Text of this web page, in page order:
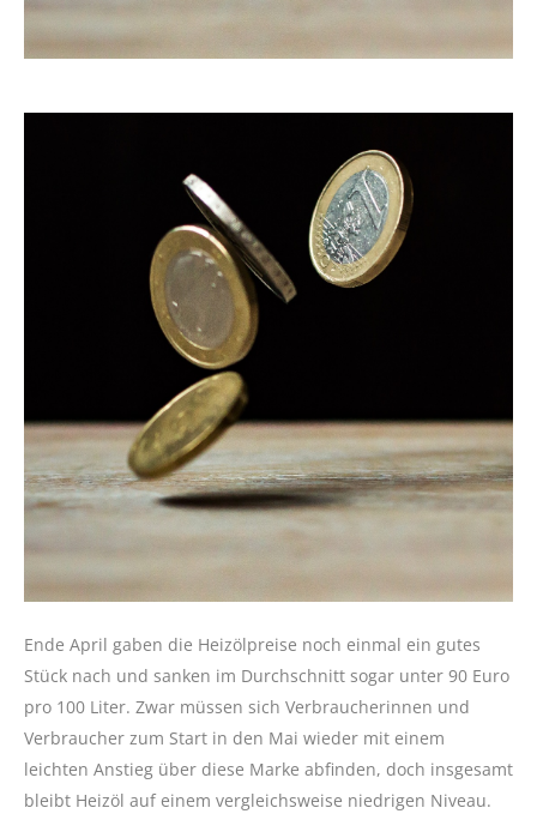
Ende April gaben die Heizölpreise noch einmal ein gutes
Stück nach und sanken im Durchschnitt sogar unter 90 Euro
pro 100 Liter. Zwar müssen sich Verbraucherinnen und
Verbraucher zum Start in den Mai wieder mit einem
leichten Anstieg über diese Marke abfinden, doch insgesamt
bleibt Heizöl auf einem vergleichsweise niedrigen Niveau.